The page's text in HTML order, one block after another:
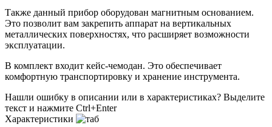
Также данный прибор оборудован магнитным основанием.
Это позволит вам закрепить аппарат на вертикальных
металлических поверхностях, что расширяет возможности
эксплуатации.
В комплект входит кейс-чемодан. Это обеспечивает
комфортную транспортировку и хранение инструмента.
Нашли ошибку в описании или в характеристиках? Выделите
текст и нажмите Ctrl+Enter
Характеристики